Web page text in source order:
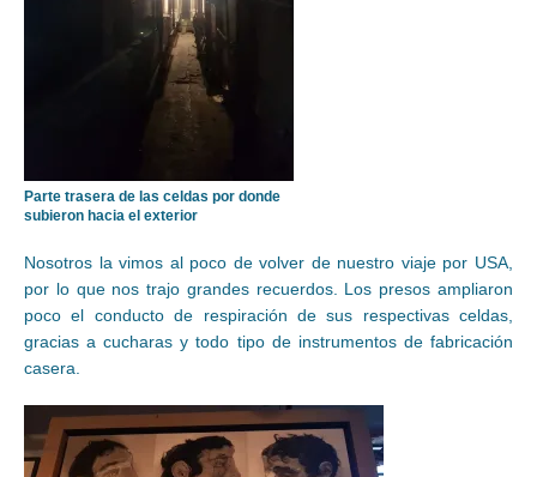
Parte trasera de las celdas por donde
subieron hacia el exterior
Nosotros la vimos al poco de volver de nuestro viaje por USA,
por lo que nos trajo grandes recuerdos. Los presos ampliaron
poco el conducto de respiración de sus respectivas celdas,
gracias a cucharas y todo tipo de instrumentos de fabricación
casera.